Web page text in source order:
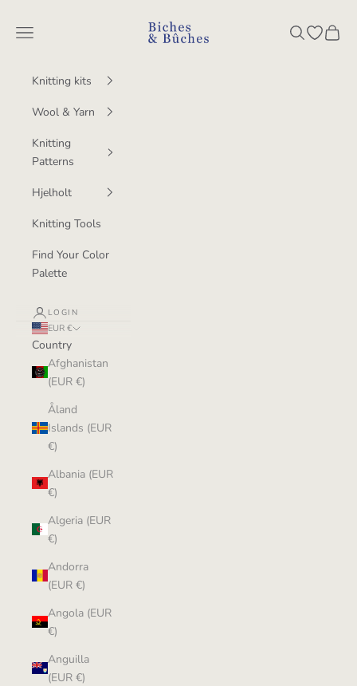
BichesetBuches
Navigation menu SearchOpen
Cart
Knitting kits
Wool & Yarn
Knitting
Patterns
Hjelholt
Knitting Tools
Find Your Color
Palette
LOGIN
EUR €
Country
Afghanistan
(EUR €)
Åland
Islands (EUR
€)
Albania (EUR
€)
Algeria (EUR
€)
Andorra
(EUR €)
Angola (EUR
€)
Anguilla
(EUR €)